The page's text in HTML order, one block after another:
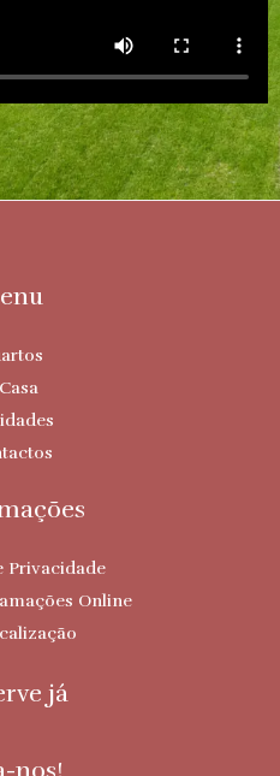
Privacidade
Online
já